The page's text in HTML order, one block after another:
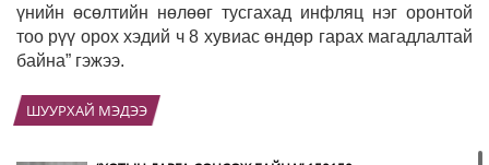
үнийн өсөлтийн нөлөөг тусгахад инфляц нэг оронтой
тоо рүү орох хэдий ч 8 хувиас өндөр гарах магадлалтай
байна” гэжээ.
ШУУРХАЙ МЭДЭЭ